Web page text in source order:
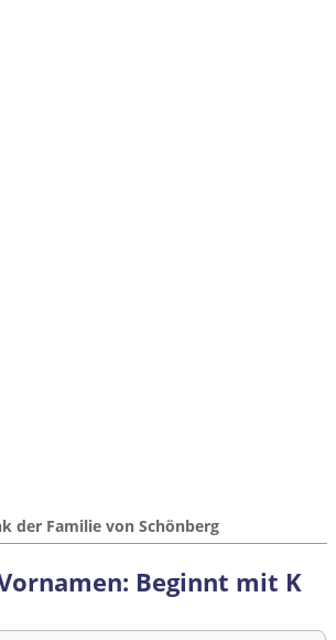
der Familie von Schönberg
Beginnt mit K